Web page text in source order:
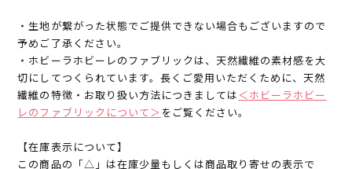
・生地が繋がった状態でご提供できない場合もございますので
予めご了承ください。
・ホビーラホビーレのファブリックは、天然繊維の素材感を大
切にしてつくられています。長くご愛用いただくために、天然
繊維の特徴・お取り扱い方法につきましては＜ホビーラホビー
レのファブリックについて＞ をご覧ください。
【在庫表示について】
この商品の「△」は在庫少量もしくは商品取り寄せの表示で